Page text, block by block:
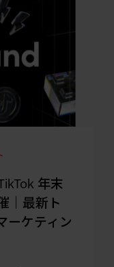
年末
｜最新ト
ーケティン